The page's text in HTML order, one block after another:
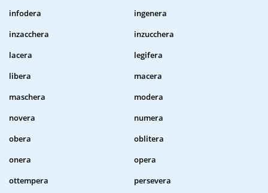
infodera
ingenera
inzacchera
inzucchera
lacera
legifera
libera
macera
maschera
modera
novera
numera
obera
oblitera
onera
opera
ottempera
persevera